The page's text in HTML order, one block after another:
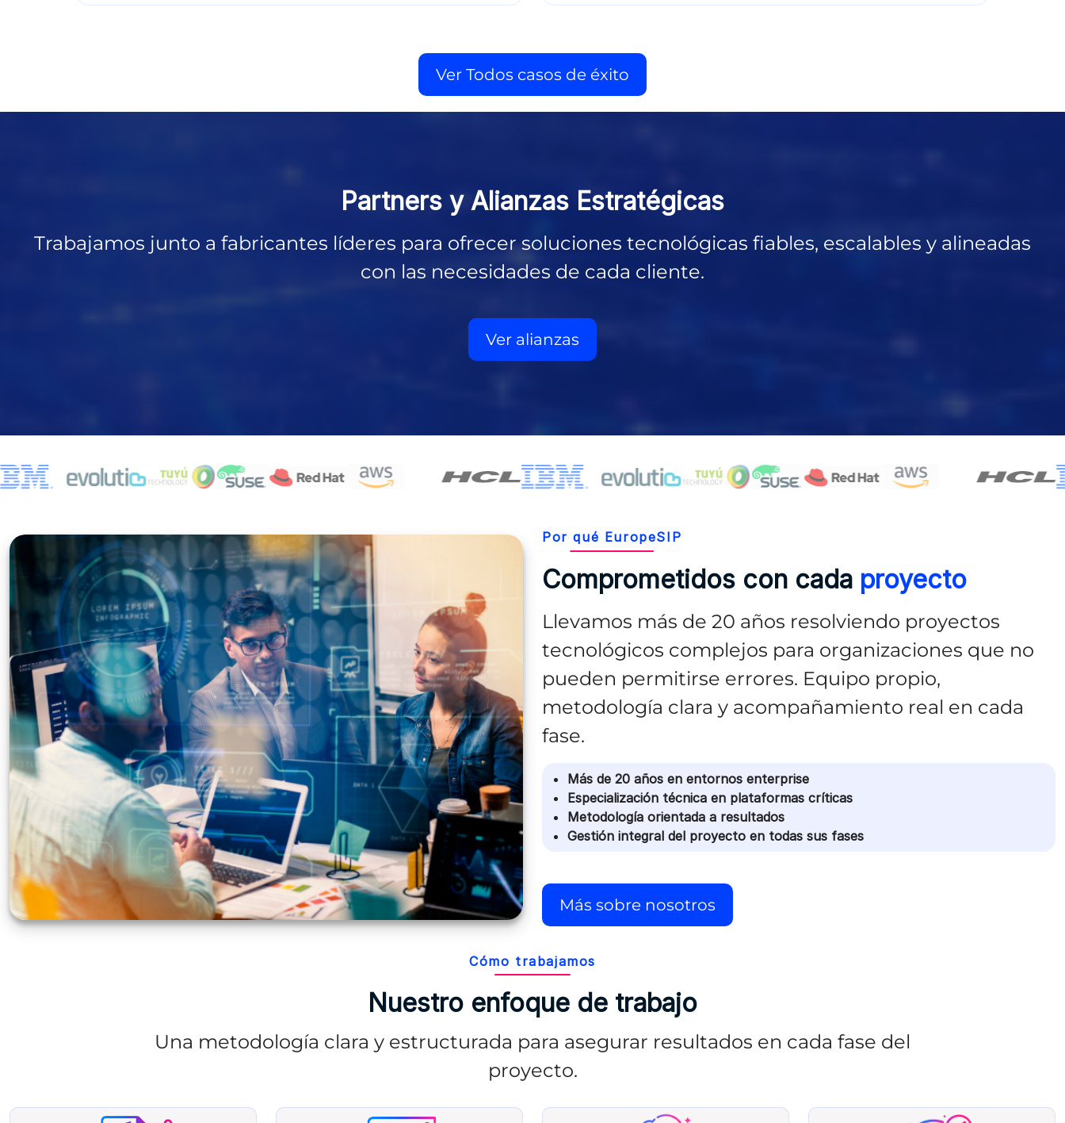
Ver Todos casos de éxito
Partners y Alianzas Estratégicas
Trabajamos junto a fabricantes líderes para ofrecer soluciones tecnológicas fiables, escalables y alineadas
con las necesidades de cada cliente.
Ver alianzas
Por qué EuropeSIP
Comprometidos con cada proyecto
Llevamos más de 20 años resolviendo proyectos
tecnológicos complejos para organizaciones que no
pueden permitirse errores. Equipo propio,
metodología clara y acompañamiento real en cada
fase.
Más de 20 años en entornos enterprise
Especialización técnica en plataformas críticas
Metodología orientada a resultados
Gestión integral del proyecto en todas sus fases
Más sobre nosotros
Cómo trabajamos
Nuestro enfoque de trabajo
Una metodología clara y estructurada para asegurar resultados en cada fase del
proyecto.